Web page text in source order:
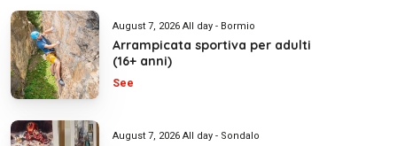
August 7, 2026 All day - Bormio
Arrampicata sportiva per adulti
(16+ anni)
See
August 7, 2026 All day - Sondalo